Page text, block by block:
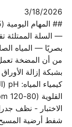
3/18/2026
— السلة
بصريًا — المياه
من أن المضخة
الاختبار - نظف